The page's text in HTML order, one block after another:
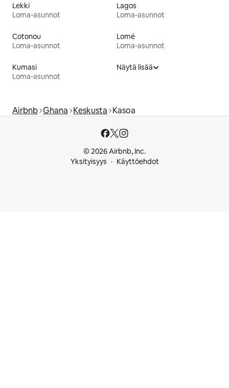
Lekki
Loma-asunnot
Lagos
Loma-asunnot
Cotonou
Loma-asunnot
Lomé
Loma-asunnot
Kumasi
Loma-asunnot
Näytä lisää
Airbnb Ghana Keskusta Kasoa
© 2026 Airbnb, Inc.
Yksityisyys
Käyttöehdot